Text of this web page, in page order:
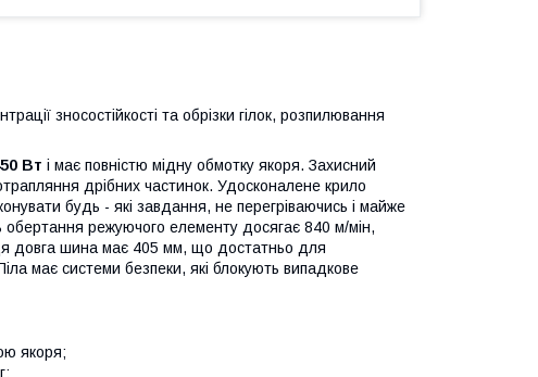
зносостійкості та обрізки гілок, розпилювання
Вт і має повністю мідну обмотку якоря. Захисний
дрібних частинок. Удосконалене крило
будь - які завдання, не перегріваючись і майже
режуючого елементу досягає 840 м/мін,
довга шина має 405 мм, що достатньо для
має системи безпеки, які блокують випадкове
якоря;